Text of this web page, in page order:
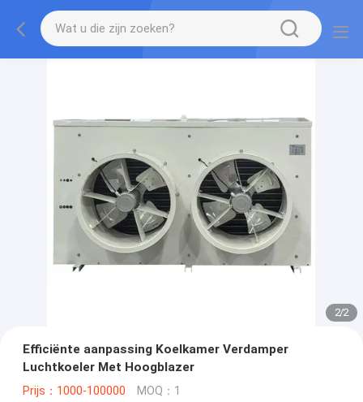
2/2
Efficiënte aanpassing Koelkamer Verdamper
Luchtkoeler Met Hoogblazer
Prijs：1000-100000 MOQ：1